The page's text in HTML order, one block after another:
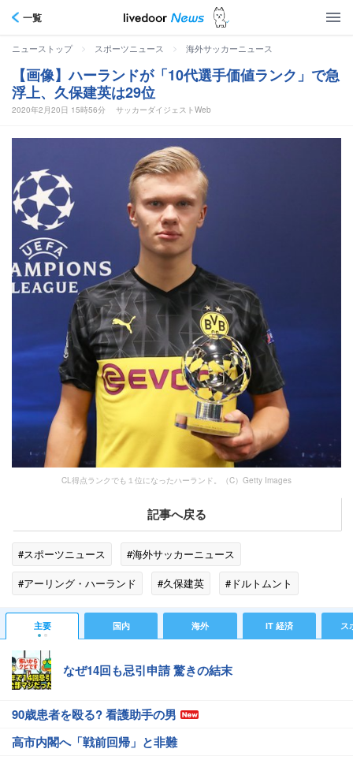
一覧
ニューストップ > スポーツニュース > 海外サッカーニュース
【画像】ハーランドが「10代選手価値ランク」で急
浮上、久保建英は29位
2020年2月20日 15時56分 サッカーダイジェストWeb
CL得点ランクでも１位になったハーランド。（C）Getty Images
記事へ戻る
#スポーツニュース
#海外サッカーニュース
#アーリング・ハーランド
#久保建英
#ドルトムント
#スポーツニュース・トピックス
主要 国内 海外 IT 経済 ス
なぜ14回も忌引申請 驚きの結末
90歳患者を殴る? 看護助手の男
高市内閣へ「戦前回帰」と非難